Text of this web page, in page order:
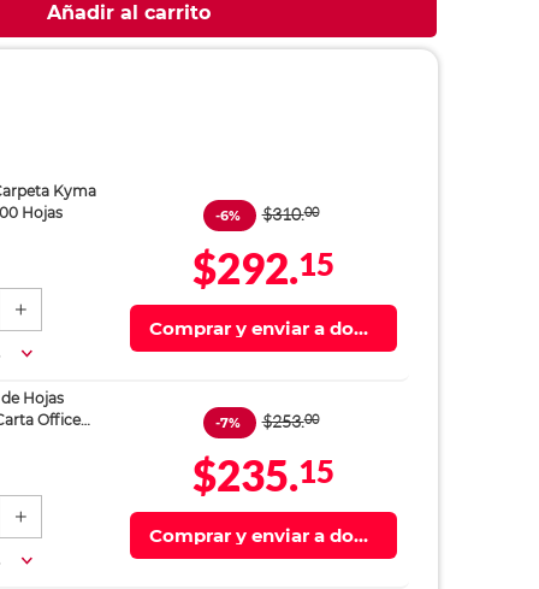
Añadir al carrito
Kyma
Hojas
$292.15
-6% $310.00
Comprar y enviar a domi
Hojas
Office
/ 25
$235.15
-7% $253.00
Comprar y enviar a domi